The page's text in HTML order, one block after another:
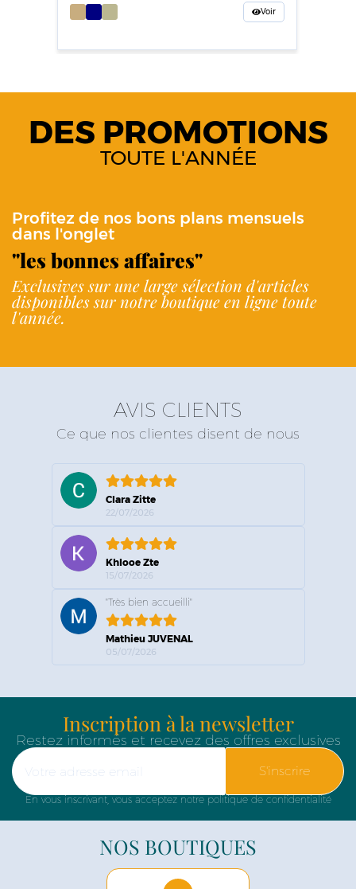
Voir
DES PROMOTIONS
TOUTE L'ANNÉE
Profitez de nos bons plans mensuels
dans l'onglet
"les bonnes affaires"
Exclusives sur une large sélection d'articles
disponibles sur notre boutique en ligne toute
l'année.
AVIS CLIENTS
Ce que nos clientes disent de nous
Clara Zitte
22/07/2026
Khlooe Zte
15/07/2026
"Très bien accueilli"
Mathieu JUVENAL
05/07/2026
Inscription à la newsletter
Restez informés et recevez des offres exclusives
S'inscrire
En vous inscrivant, vous acceptez notre politique de confidentialité
NOS BOUTIQUES